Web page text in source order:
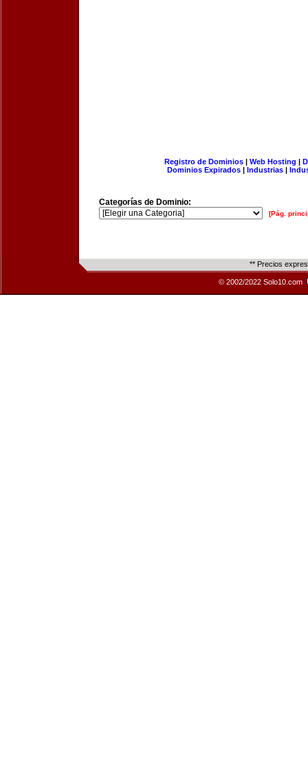
Registro de Dominios| Web Hosting |
Dominios Expirados | Industrias |
Categorías de Dominio:
[Pág.
** Precios
© 2002/2022 Solo10.com